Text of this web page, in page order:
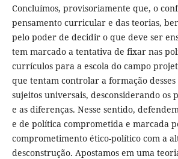
Concluímos, provisoriamente que, o
pensamento curricular e das teorias,
pelo poder de decidir o que deve ser
tem marcado a tentativa de fixar nas
currículos para a escola do campo
que tentam controlar a formação
sujeitos universais, desconsiderando os
e as diferenças. Nesse sentido,
e de política comprometida e marcada
comprometimento ético-político com a
desconstrução. Apostamos em uma